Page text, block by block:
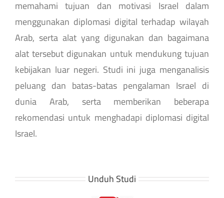
memahami tujuan dan motivasi Israel dalam
menggunakan diplomasi digital terhadap wilayah
Arab, serta alat yang digunakan dan bagaimana
alat tersebut digunakan untuk mendukung tujuan
kebijakan luar negeri. Studi ini juga menganalisis
peluang dan batas-batas pengalaman Israel di
dunia Arab, serta memberikan beberapa
rekomendasi untuk menghadapi diplomasi digital
Israel.
Unduh Studi